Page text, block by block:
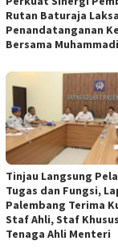
Rutan Baturaja
Penandatanganan
Bersama
Tinjau Langsung
Tugas dan Fungsi,
Palembang Terima
Staf Ahli, Staf
Tenaga Ahli Menteri